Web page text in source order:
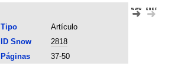
Tipo
Artículo
ID Snow
2818
Páginas
37-50